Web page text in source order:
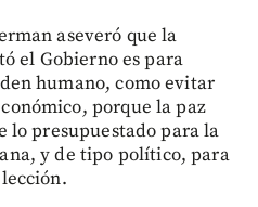
aseveró que la
el Gobierno es para
humano, como evitar
porque la paz
lo presupuestado para la
y de tipo político, para